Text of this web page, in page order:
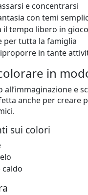
e concentrarsi
con temi
il tempo libero in
per tutta la famiglia
in tante
in
all’immaginazione e
anche per creare
sui colori
caldo